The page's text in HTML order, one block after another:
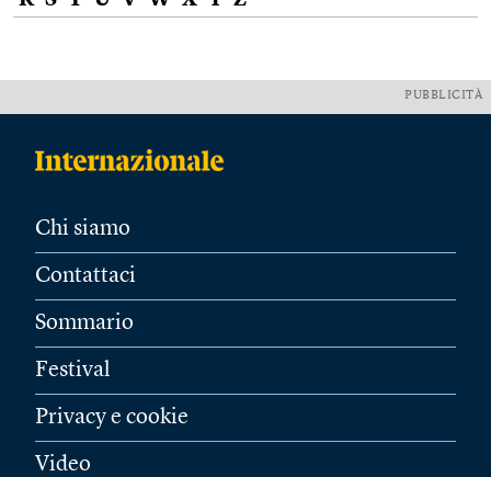
PUBBLICITÀ
Chi siamo
Contattaci
Sommario
Festival
Privacy e cookie
Video